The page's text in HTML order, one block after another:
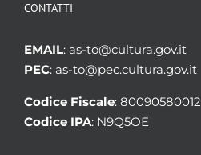
CONTATTI
EMAIL: as-to@cultura.gov.it
PEC: as-to@pec.cultura.gov.it
Codice Fiscale: 80090580012
Codice IPA: N9Q5OE